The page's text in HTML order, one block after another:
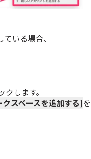
いる場合、
クします。
スペースを追加する]を